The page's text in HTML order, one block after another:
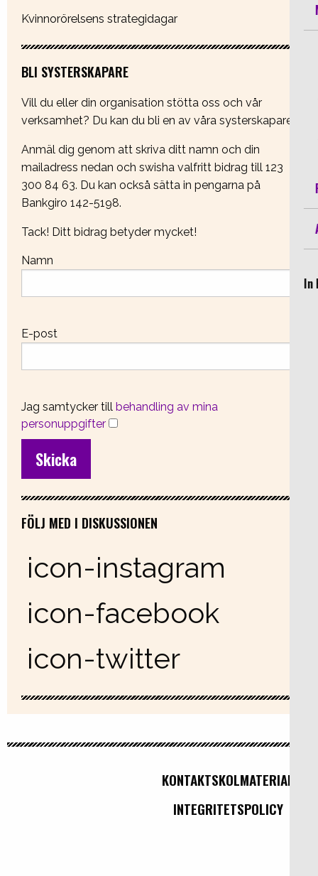
In
Kvinnorörelsens strategidagar
BLI SYSTERSKAPARE
Vill du eller din organisation stötta oss och vår
verksamhet? Du kan du bli en av våra systerskapare
Anmäl dig genom att skriva ditt namn och din
mailadress nedan och swisha valfritt bidrag till 123
300 84 63. Du kan också sätta in pengarna på
Bankgiro 142-5198.
Tack! Ditt bidrag betyder mycket!
Namn
E-post
Jag samtycker till behandling av mina
personuppgifter
FÖLJ MED I DISKUSSIONEN
icon-instagram
icon-facebook
icon-twitter
KONTAKTSKOLMATERIAL
INTEGRITETSPOLICY